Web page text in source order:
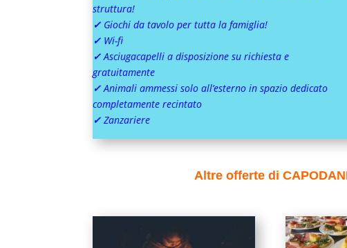
struttura!
✓ Giochi da tavolo per tutta la famiglia!
✓ Wi-fi
✓Asciugacapelli a disposizione su richiesta e
gratuitamente
✓Animali ammessi solo all’esterno in spazio dedicato
completamente recintato
✓Zanzariere
Altre offerte di